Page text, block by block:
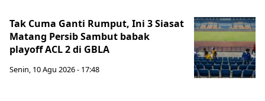
Tak Cuma Ganti Rumput, Ini 3 Siasat
Matang Persib Sambut babak
playoff ACL 2 di GBLA
Senin, 10 Agu 2026 - 17:48